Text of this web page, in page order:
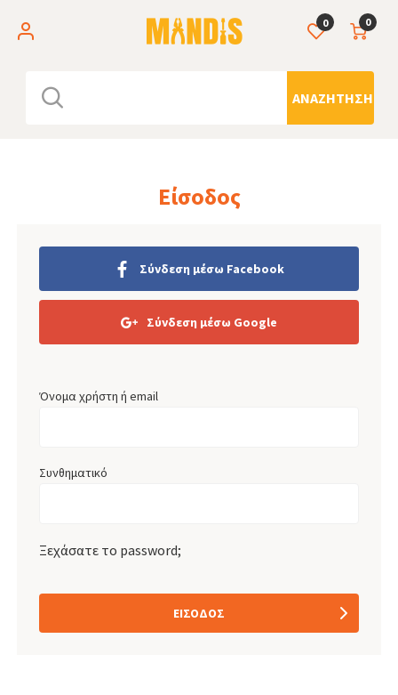
0
ΑΝΑΖΉΤΗΣΗ
0
Είσοδος
Σύνδεση μέσω Facebook
Σύνδεση μέσω Google
Όνομα χρήστη ή email
Συνθηματικό
Ξεχάσατε το password;
ΕΊΣΟΔΟΣ